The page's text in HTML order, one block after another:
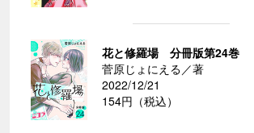
花と修羅場 分冊版第24巻
菅原じょにえる／著
2022/12/21
154円（税込）